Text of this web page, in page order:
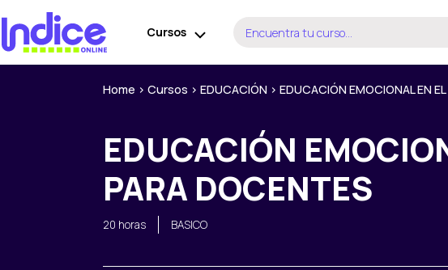
contenido
Cursos
Buscar
por:
Home > Cursos > EDUCACIÓN > EDUCACIÓN EMOCIONAL EN
EDUCACIÓN
PARA DOCENTES
20 horas BASICO